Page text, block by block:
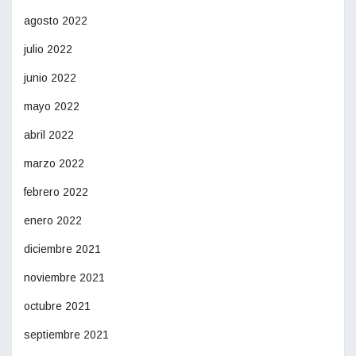
agosto 2022
julio 2022
junio 2022
mayo 2022
abril 2022
marzo 2022
febrero 2022
enero 2022
diciembre 2021
noviembre 2021
octubre 2021
septiembre 2021